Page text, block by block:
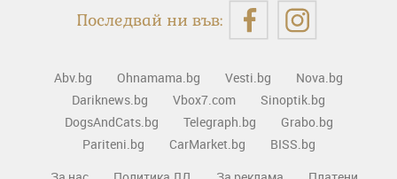
Последвай ни във:
Abv.bg Ohnamama.bg Vesti.bg
Nova.bg
Dariknews.bg
Vbox7.com
Sinoptik.bg
DogsAndCats.bg
Telegraph.bg
Grabo.bg
Pariteni.bg
CarMarket.bg
BISS.bg